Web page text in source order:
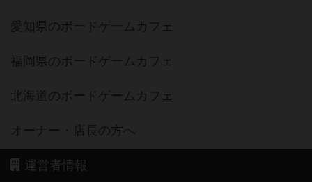
愛知県のボードゲームカフェ
福岡県のボードゲームカフェ
北海道のボードゲームカフェ
オーナー・店長の方へ
運営者情報